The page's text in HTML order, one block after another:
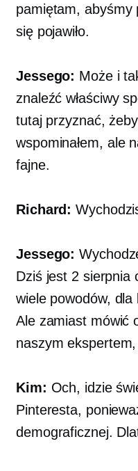
pamiętam, abyśmy
się pojawiło.
Jessego: Może i
znaleźć właściwy
tutaj przyznać,
wspominałem, ale
fajne.
Richard:
Jessego:
Dziś jest 2 sierpnia
wiele powodów,
Ale zamiast mówić
naszym
Kim: Och, idzie
Pinteresta,
demograficznej.